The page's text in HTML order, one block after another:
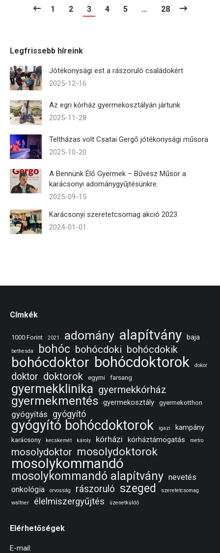
1 2 3 4 5 … 28
Legfrissebb híreink
Jótékonysági est a rászoruló családokért
2025-12-16
Az egri kórház gyermekosztályán jártunk
2025-11-28
Teltházas volt Csatai Gergő jótékonysági műsora
2025-10-20
A Bennünk Élő Gyermek – Bűvész Műsor a
karácsonyi adománygyűjtésünkre.
2025-09-15
Karácsonyi szeretetcsomag akció 2023
2024-01-01
Címkék
1000 Forint 2021 adomány alapítvány baja
bethesda bohóc bohócdoki bohócdokik
bohócdoktor bohócdoktorok dokor
doktor doktorok egymi farsang
gyermekklinika gyermekkórház
gyermekmentés gyermekosztály gyermekotthon
gyógyítás gyógyító
gyógyító bohócdoktorok igazi kampány
karácsony kecskemét károly kórházi kórháztámogatás metro
mosolydoktor mosolydoktorok
mosolykommandó
mosolykommandó alapítvány nevetés
onkológia
orvosság rászoruló szeged
szeretetcsomag
waltner
élelmiszergyűjtés üzenetküldő
Elérhetőségek
E-mail: